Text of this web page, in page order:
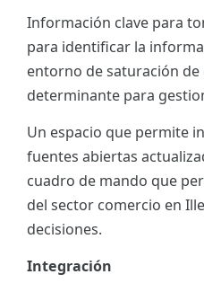
ES
Información clave para
para identificar la
entorno de saturación
determinante para
Un espacio que permite
fuentes abiertas
cuadro de mando que
del sector comercio en
decisiones.
Integración